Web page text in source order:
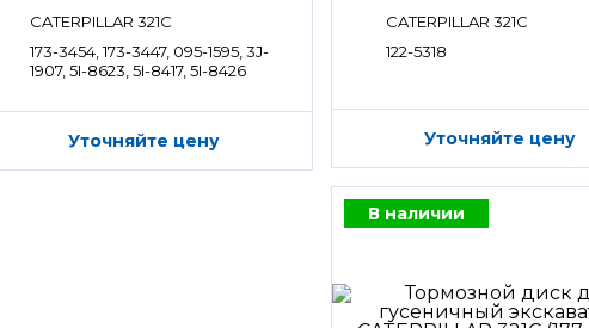
CATERPILLAR 321C
173-3454, 173-3447, 095-1595, 3J-
1907, 5I-8623, 5I-8417, 5I-8426
Уточняйте цену
CATERPILLAR 321C
122-5318
Уточняйте цену
В наличии